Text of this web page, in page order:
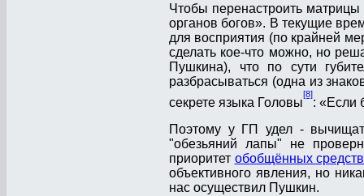
Чтобы перенастроить
органов богов». В текущие
для восприятия (по крайней
сделать кое-что можно, но
Пушкина), что по сути
разбрасываться (одна из
секрете языка Головы
[8]
: «Если
Поэтому у ГП удел -
"обезьяний лапы" не
приоритет обобщённых
объективного явления, но
нас осуществил Пушкин.